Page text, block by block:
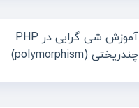
آموزش شی گرایی در PHP –
چندریختی (polymorphism)